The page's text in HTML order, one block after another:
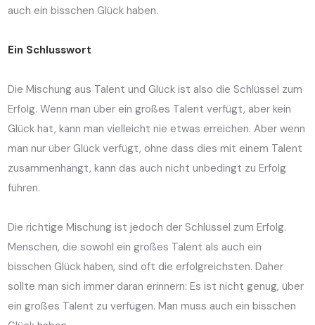
auch ein bisschen Glück haben.
Ein Schlusswort
Die Mischung aus Talent und Glück ist also die Schlüssel zum
Erfolg. Wenn man über ein großes Talent verfügt, aber kein
Glück hat, kann man vielleicht nie etwas erreichen. Aber wenn
man nur über Glück verfügt, ohne dass dies mit einem Talent
zusammenhängt, kann das auch nicht unbedingt zu Erfolg
führen.
Die richtige Mischung ist jedoch der Schlüssel zum Erfolg.
Menschen, die sowohl ein großes Talent als auch ein
bisschen Glück haben, sind oft die erfolgreichsten. Daher
sollte man sich immer daran erinnern: Es ist nicht genug, über
ein großes Talent zu verfügen. Man muss auch ein bisschen